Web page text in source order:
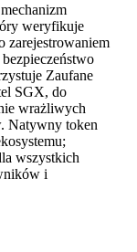
weryfikuje
zarejestrowaniem
Zaufane
SGX, do
wrażliwych
Natywny token
wszystkich
i